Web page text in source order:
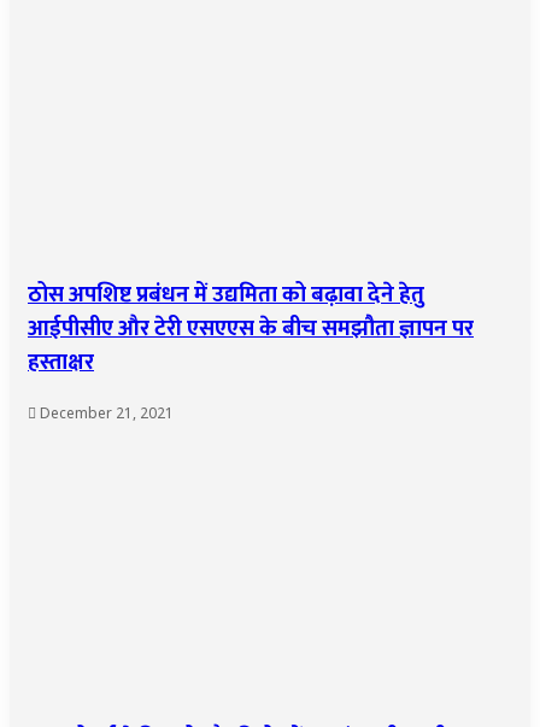
ठोस अपशिष्ट प्रबंधन में उद्यमिता को बढ़ावा देने हेतु
आईपीसीए और टेरी एसएएस के बीच समझौता ज्ञापन पर
हस्ताक्षर
December 21, 2021